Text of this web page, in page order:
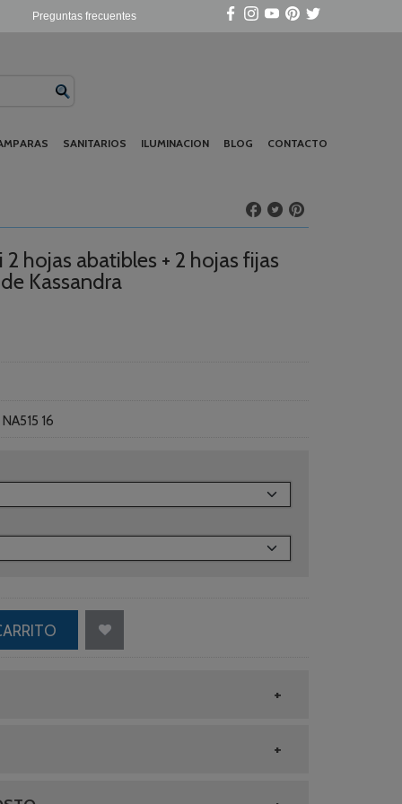
Preguntas frecuentes
SANITARIOS ILUMINACION BLOG CONTACTO
hojas abatibles + 2 hojas fijas
Kassandra
NA515 16